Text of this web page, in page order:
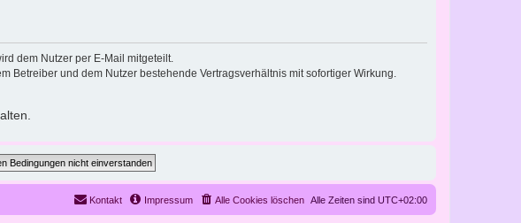
dem Nutzer per E-Mail mitgeteilt.
Betreiber und dem Nutzer bestehende Vertragsverhältnis mit sofortiger Wirkung.
Alle Zeiten sind UTC+02:00
Alle Cookies löschen
Impressum
Kontakt